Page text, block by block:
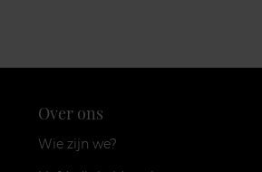
Over ons
Wie zijn we?